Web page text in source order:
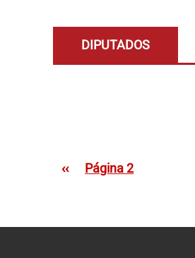
DIPUTADOS
Página anterior
‹‹ Página 2